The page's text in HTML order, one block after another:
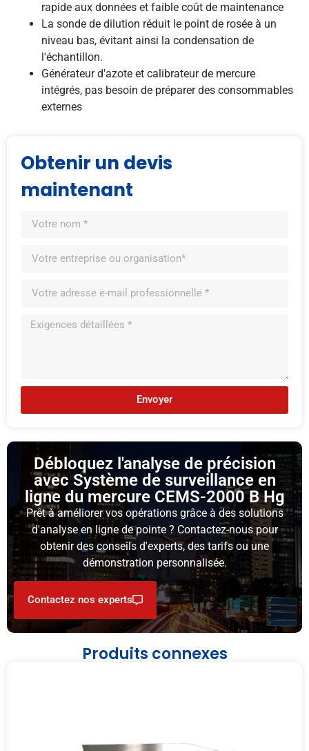
rapide aux données et faible coût de maintenance
La sonde de dilution réduit le point de rosée à un
niveau bas, évitant ainsi la condensation de
l'échantillon.
Générateur d'azote et calibrateur de mercure
intégrés, pas besoin de préparer des consommables
externes
Obtenir un devis
maintenant
Envoyer
Débloquez l'analyse de précision
avec Système de surveillance en
ligne du mercure CEMS-2000 B Hg
Prêt à améliorer vos opérations grâce à des solutions
d'analyse en ligne de pointe ? Contactez-nous pour
obtenir des conseils d'experts, des tarifs ou une
démonstration personnalisée.
Contactez nos experts
Produits connexes